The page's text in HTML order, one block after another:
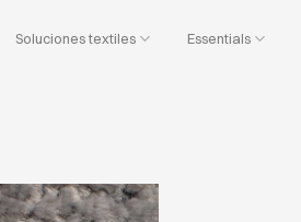
Soluciones textiles Essentials